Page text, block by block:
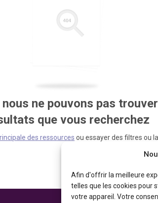
Afin d'offrir la meilleure
telles que les cookies pour
votre appareil. Votre
nous ne pouvons pas
que vous recherchez
des ressources ou essayer des filtres ou